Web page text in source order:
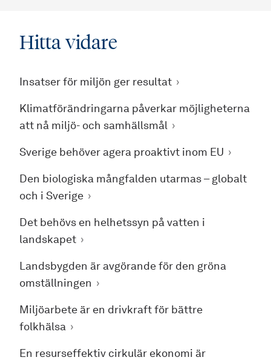
Hitta vidare
Insatser för miljön ger resultat
Klimatförändringarna påverkar möjligheterna
att nå miljö- och samhällsmål
Sverige behöver agera proaktivt inom EU
Den biologiska mångfalden utarmas – globalt
och i Sverige
Det behövs en helhetssyn på vatten i
landskapet
Landsbygden är avgörande för den gröna
omställningen
Miljöarbete är en drivkraft för bättre
folkhälsa
En resurseffektiv cirkulär ekonomi är